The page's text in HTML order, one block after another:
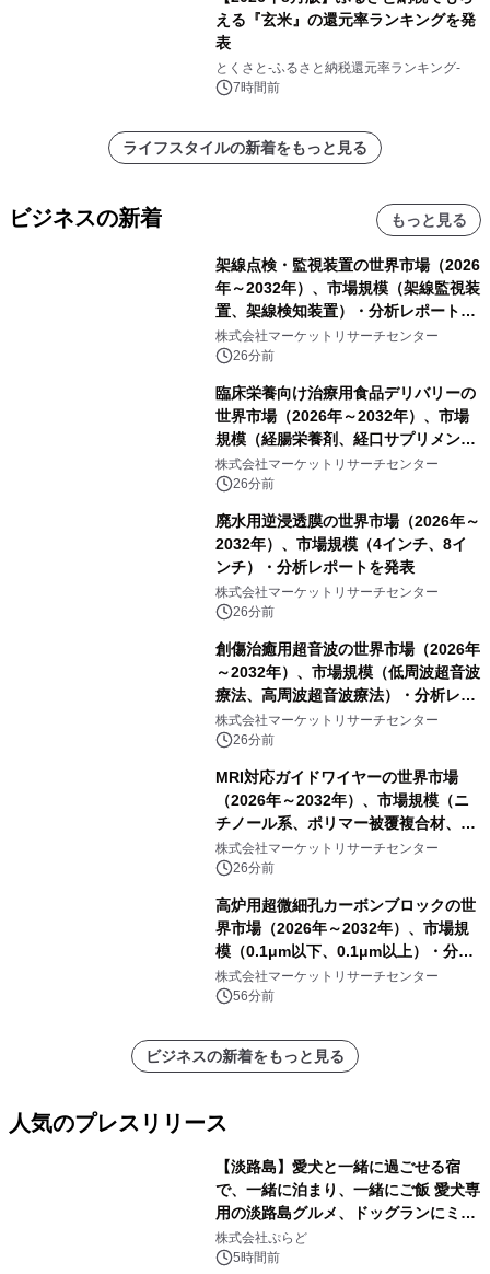
える『玄米』の還元率ランキングを発
表
とくさと-ふるさと納税還元率ランキング-
7時間前
ライフスタイルの新着をもっと見る
ビジネスの新着 もっと見る
架線点検・監視装置の世界市場（2026
年～2032年）、市場規模（架線監視装
置、架線検知装置）・分析レポートを
発表
株式会社マーケットリサーチセンター
26分前
臨床栄養向け治療用食品デリバリーの
世界市場（2026年～2032年）、市場
規模（経腸栄養剤、経口サプリメン
ト）・分析レポートを発表
株式会社マーケットリサーチセンター
26分前
廃水用逆浸透膜の世界市場（2026年～
2032年）、市場規模（4インチ、8イ
ンチ）・分析レポートを発表
株式会社マーケットリサーチセンター
26分前
創傷治癒用超音波の世界市場（2026年
～2032年）、市場規模（低周波超音波
療法、高周波超音波療法）・分析レポ
ートを発表
株式会社マーケットリサーチセンター
26分前
MRI対応ガイドワイヤーの世界市場
（2026年～2032年）、市場規模（ニ
チノール系、ポリマー被覆複合材、そ
の他）・分析レポートを発表
株式会社マーケットリサーチセンター
26分前
高炉用超微細孔カーボンブロックの世
界市場（2026年～2032年）、市場規
模（0.1μm以下、0.1μm以上）・分析
レポートを発表
株式会社マーケットリサーチセンター
56分前
ビジネスの新着をもっと見る
人気のプレスリリース
【淡路島】愛犬と一緒に過ごせる宿
で、一緒に泊まり、一緒にご飯 愛犬専
用の淡路島グルメ、ドッグランにミニ
プール グランピングとトレーラーハウ
スの2施設で
株式会社ぷらど
5時間前